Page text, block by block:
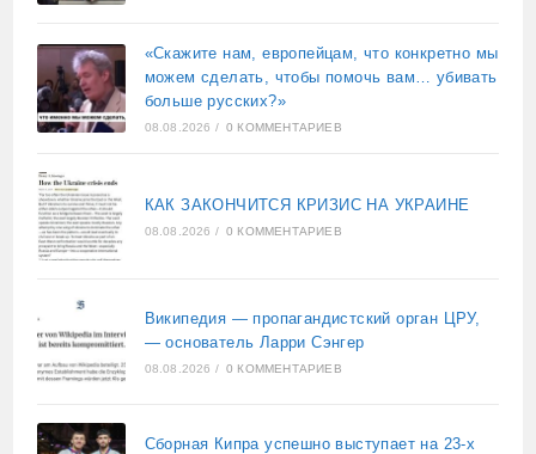
«Скажите нам, европейцам, что конкретно мы
можем сделать, чтобы помочь вам… убивать
больше русских?»
08.08.2026 / 0 КОММЕНТАРИЕВ
КАК ЗАКОНЧИТСЯ КРИЗИС НА УКРАИНЕ
08.08.2026 / 0 КОММЕНТАРИЕВ
Википедия — пропагандистский орган ЦРУ,
— основатель Ларри Сэнгер
08.08.2026 / 0 КОММЕНТАРИЕВ
Сборная Кипра успешно выступает на 23-х